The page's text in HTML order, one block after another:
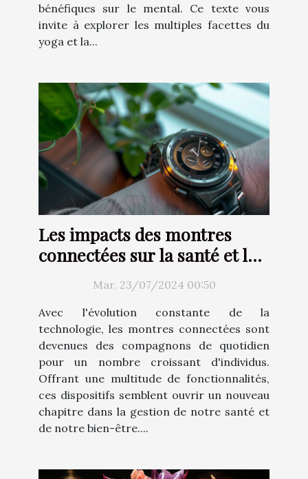
bénéfiques sur le mental. Ce texte vous
invite à explorer les multiples facettes du
yoga et la...
Les impacts des montres
connectées sur la santé et le
bien-êtreMar. 23/07/2024 00:50
Avec l'évolution constante de la
technologie, les montres connectées sont
devenues des compagnons de quotidien
pour un nombre croissant d'individus.
Offrant une multitude de fonctionnalités,
ces dispositifs semblent ouvrir un nouveau
chapitre dans la gestion de notre santé et
de notre bien-être....